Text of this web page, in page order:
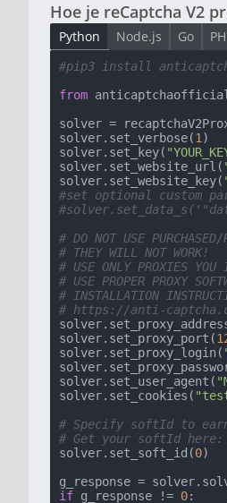
Python Node.js Go
Hoe je reCaptcha V2
#pip3 install
from
solver =
solver.set_verbose(1 )
solver.set_key(
solver.set_website_url(
solver.set_website_key(
#set optional custom
# DO NOT USE
# THEY WILL NOT WORK!
# USE ONLY PROXIES YOU
# USE PROPER PROXY
# INSTALLATION
# https://anti-
solver.set_proxy_port(
solver.set_proxy_login(
solver.set_user_agent(
solver.set_cookies(
# Specify softId to earn
# Get your softId
solver.set_soft_id(0)
if g_response != 0: